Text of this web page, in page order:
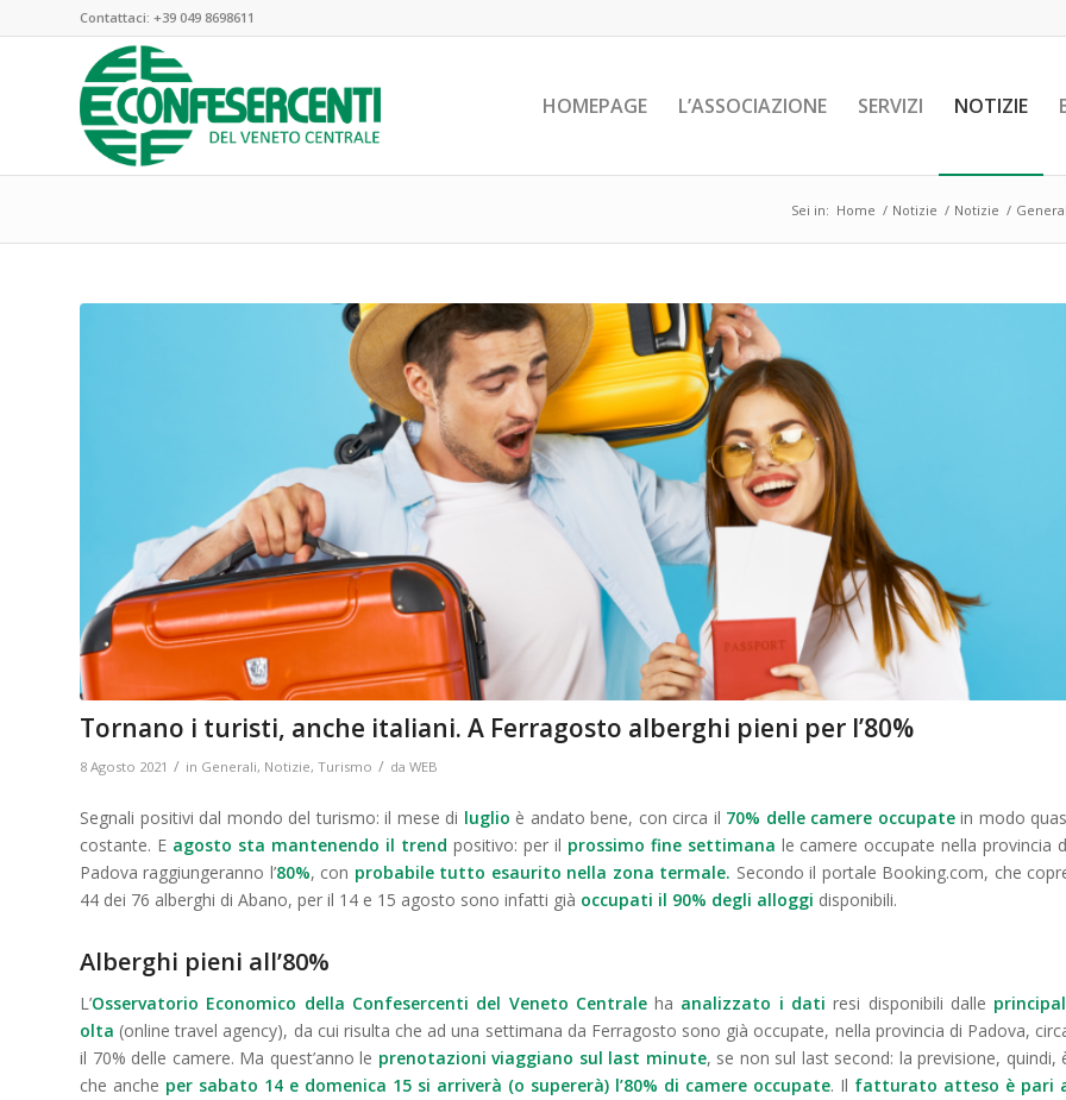
Contattaci: +39 049 8698611
HOMEPAGE L’ASSOCIAZIONE SERVIZI NOTIZIE
Sei in: Home / Notizie / Notizie /
Tornano i turisti, anche italiani. A Ferragosto alberghi pieni per l’80%
8 Agosto 2021 / in Generali, Notizie, Turismo / da WEB
Segnali positivi dal mondo del turismo: il mese di luglio è andato bene, con circa il 70% delle camere occupatein modo
costante. E agosto sta mantenendo il trend positivo: per il prossimo fine settimana le camere occupate nella provincia
Padova raggiungeranno l’80%, con probabile tutto esaurito nella zona termale. Secondo il portale Booking.com, che
44 dei 76 alberghi di Abano, per il 14 e 15 agosto sono infatti già occupati il 90% degli alloggi disponibili.
Alberghi pieni all’80%
L’Osservatorio Economico della Confesercenti del Veneto Centrale ha analizzato i datiresi disponibili dalle
olta (online travel agency), da cui risulta che ad una settimana da Ferragosto sono già occupate, nella provincia di Padova,
il 70% delle camere. Ma quest’annole prenotazioni viaggiano sul last minute, se non sul last second: la previsione, quindi,
che anche per sabato 14 e domenica 15 si arriverà (o supererà) l’80% di camere occupate. Il fatturato atteso è pari